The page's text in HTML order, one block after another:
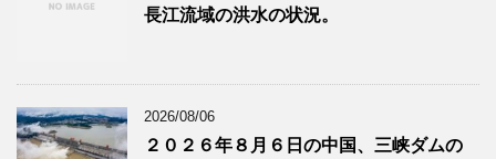
長江流域の洪水の状況。
2026/08/06
２０２６年８月６日の中国、三峡ダムの